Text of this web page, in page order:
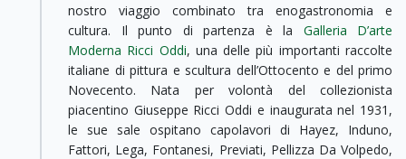
nostro viaggio combinato tra enogastronomia e
cultura. Il punto di partenza è la Galleria D’arte
Moderna Ricci Oddi, una delle più importanti raccolte
italiane di pittura e scultura dell’Ottocento e del primo
Novecento. Nata per volontà del collezionista
piacentino Giuseppe Ricci Oddi e inaugurata nel 1931,
le sue sale ospitano capolavori di Hayez, Induno,
Fattori, Lega, Fontanesi, Previati, Pellizza Da Volpedo,